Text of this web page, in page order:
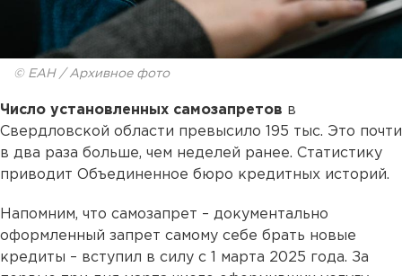
© ЕАН / Архивное фото
Число установленных самозапретов в
Свердловской области превысило 195 тыс. Это почти
в два раза больше, чем неделей ранее. Статистику
приводит Объединенное бюро кредитных историй.
Напомним, что самозапрет – документально
оформленный запрет самому себе брать новые
кредиты – вступил в силу с 1 марта 2025 года. За